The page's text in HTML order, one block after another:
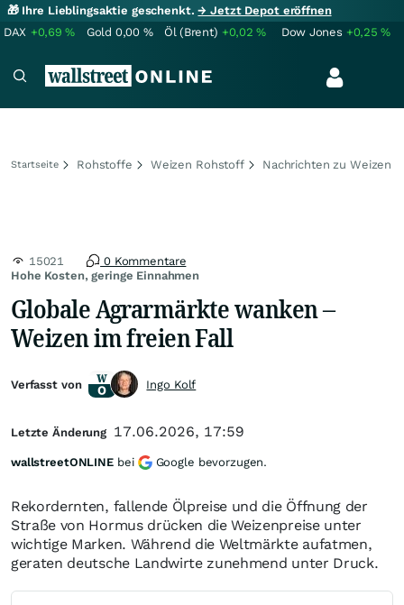
🎁 Ihre Lieblingsaktie geschenkt.→ Jetzt Depot eröffnen
DAX +0,69% Gold 0,00 % Öl (Brent) +0,02% Dow Jones +0,25%
Startseite Rohstoffe Weizen Rohstoff Nachrichten zu Weizen
Hohe Kosten, geringe Einnahmen
15021 0 Kommentare
Globale Agrarmärkte wanken –
Weizen im freien Fall
Rekordernten, fallende Ölpreise und die Öffnung der
Straße von Hormus drücken die Weizenpreise unter
wichtige Marken. Während die Weltmärkte aufatmen,
geraten deutsche Landwirte zunehmend unter Druck.
Verfasst von Ingo Kolf
Letzte Änderung 17.06.2026, 17:59
wallstreetONLINE bei Google bevorzugen.